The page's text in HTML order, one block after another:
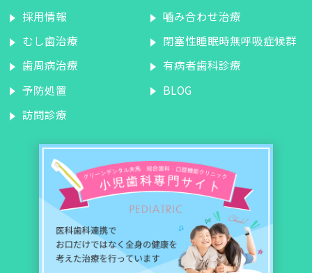
採用情報
むし歯治療
歯周病治療
予防処置
訪問診療
嚙み合わせ治療
閉塞性睡眠時無呼吸症候群
有病者歯科診療
BLOG